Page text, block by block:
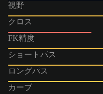
視野
クロス
FK精度
ショートパス
ロングパス
カーブ